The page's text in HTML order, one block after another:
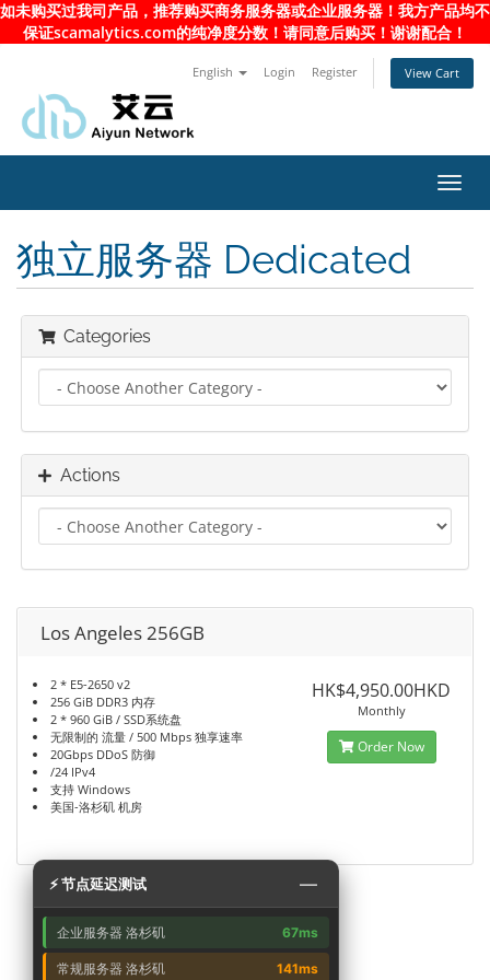
如未购买过我司产品，推荐购买商务服务器或企业服务器！我方产品均不
保证scamalytics.com的纯净度分数！请同意后购买！谢谢配合！
English Login Register View Cart
独立服务器 Dedicated
Categories
Actions
Los Angeles 256GB
2 * E5-2650 v2
256 GiB DDR3 内存
2 * 960 GiB / SSD系统盘
无限制的 流量 / 500 Mbps 独享速率
20Gbps DDoS 防御
/24 IPv4
支持 Windows
美国-洛杉矶 机房
HK$4,950.00HKD
Monthly
Order Now
⚡ 节点延迟测试 —
企业服务器 洛杉矶 67ms
常规服务器 洛杉矶 141ms